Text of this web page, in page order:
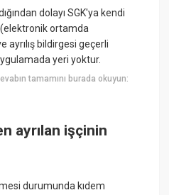
dolayı SGK'ya kendi
(elektronik ortamda
ayrılış bildirgesi geçerli
yeri yoktur.
tamamını burada okuyun:
ayrılan işçinin
durumunda kıdem